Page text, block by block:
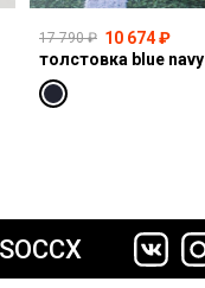
17 790 ₽ 10 674 ₽
толстовка blue navy